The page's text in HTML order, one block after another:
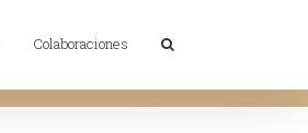
Colaboraciones